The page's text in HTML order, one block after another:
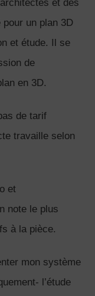
et des
pour un plan 3D
et étude. Il se
de
en 3D.
de tarif
travaille selon
et
note le plus
à la pièce.
mon système
l’étude